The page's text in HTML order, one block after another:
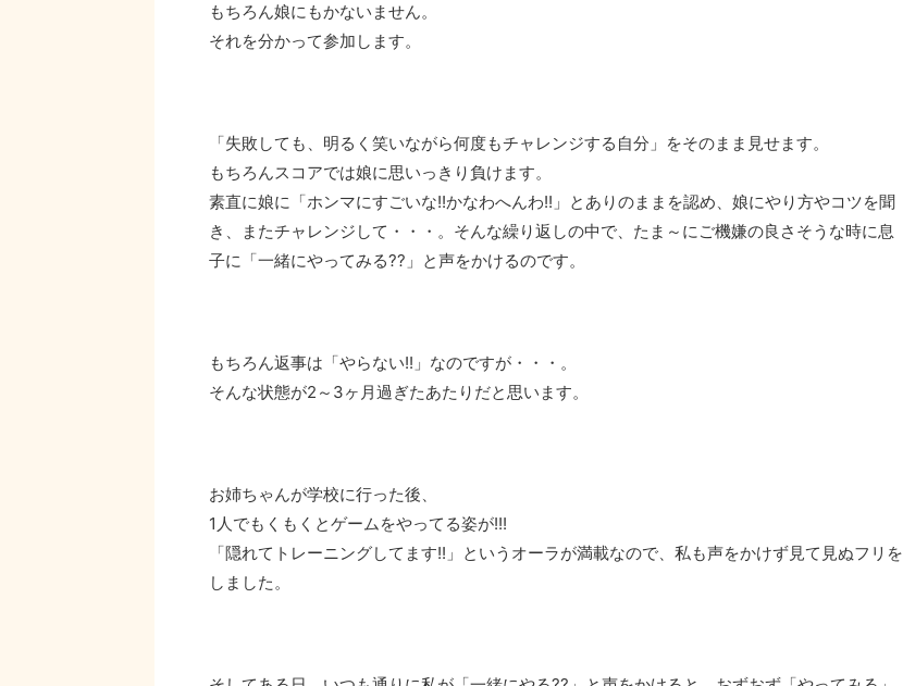
もちろん娘にもかないません。
それを分かって参加します。
「失敗しても、明るく笑いながら何度もチャレンジする自分」をそのまま見せます。
もちろんスコアでは娘に思いっきり負けます。
素直に娘に「ホンマにすごいな!!かなわへんわ!!」とありのままを認め、娘にやり方やコツを聞
き、またチャレンジして・・・。そんな繰り返しの中で、たま～にご機嫌の良さそうな時に息
子に「一緒にやってみる??」と声をかけるのです。
もちろん返事は「やらない!!」なのですが・・・。
そんな状態が2～3ヶ月過ぎたあたりだと思います。
お姉ちゃんが学校に行った後、
1人でもくもくとゲームをやってる姿が!!!
「隠れてトレーニングしてます!!」というオーラが満載なので、私も声をかけず見て見ぬフリを
しました。